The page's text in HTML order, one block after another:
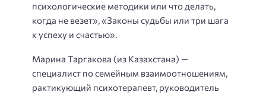
психологические методики или что делать,
когда не везет», «Законы судьбы или три шага
к успеху и счастью».
Марина Таргакова (из Казахстана) —
специалист по семейным взаимоотношениям,
рактикующий психотерапевт, руководитель